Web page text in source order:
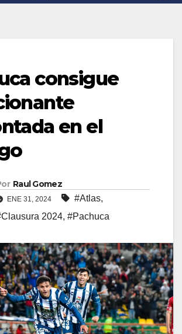
consigue
en el
Raul Gomez
ENE 31, 2024 #Atlas,
2024, #Pachuca